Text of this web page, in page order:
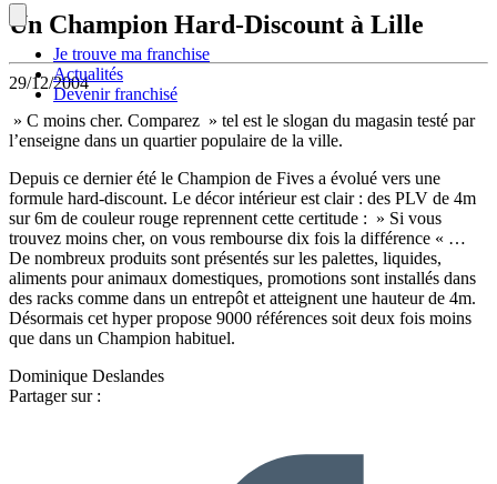
Je trouve ma franchise
Actualités
Devenir franchisé
Un Champion Hard-Discount à Lille
29/12/2004
» C moins cher. Comparez » tel est le slogan du magasin testé par
l’enseigne dans un quartier populaire de la ville.
Depuis ce dernier été le Champion de Fives a évolué vers une
formule hard-discount. Le décor intérieur est clair : des PLV de 4m
sur 6m de couleur rouge reprennent cette certitude : » Si vous
trouvez moins cher, on vous rembourse dix fois la différence « …
De nombreux produits sont présentés sur les palettes, liquides,
aliments pour animaux domestiques, promotions sont installés dans
des racks comme dans un entrepôt et atteignent une hauteur de 4m.
Désormais cet hyper propose 9000 références soit deux fois moins
que dans un Champion habituel.
Dominique Deslandes
Partager sur :